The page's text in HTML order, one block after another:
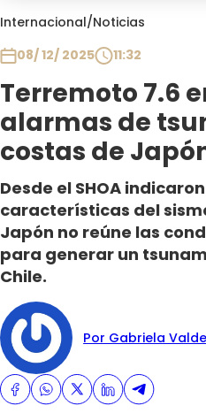
Internacional/Noticias
08/ 12/ 2025
11:32
Terremoto 7.6
alarmas de
costas de
Desde el SHOA
características del
Japón no reúne las
para generar un
Chile.
Por Gabriela
Club De La Comedia
Plan Perfecto
El Tiempo
Sabingo
Todos Los Programas